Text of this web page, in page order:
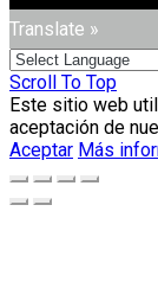
Translate »
Scroll To Top
Este sitio web
aceptación de
Aceptar Más